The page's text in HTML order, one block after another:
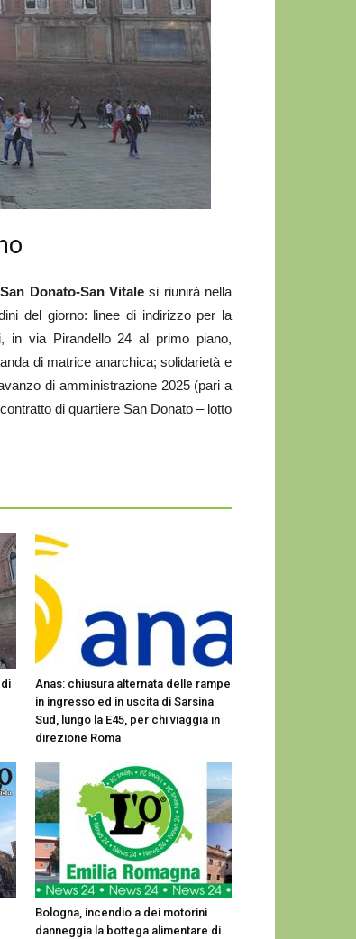
Donato-San Vitale si riunirà nella
del giorno: linee di indirizzo per la
in via Pirandello 24 al primo piano,
di matrice anarchica; solidarietà e
di amministrazione 2025 (pari a
di quartiere San Donato – lotto
Anas: chiusura alternata delle rampe
in ingresso ed in uscita di Sarsina
Sud, lungo la E45, per chi viaggia in
direzione Roma
Bologna, incendio a dei motorini
danneggia la bottega alimentare di